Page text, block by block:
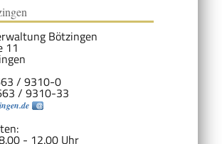
Bötzingen
11
/ 9310-0
/ 9310-33
- 12.00 Uhr